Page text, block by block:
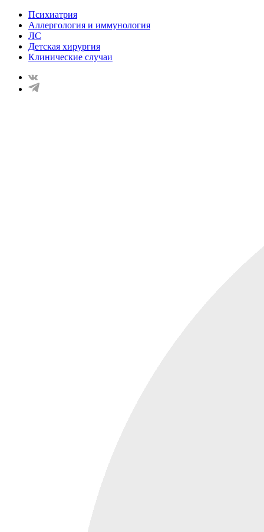
Психиатрия
Аллергология и иммунология
ЛС
Детская хирургия
Клинические случаи